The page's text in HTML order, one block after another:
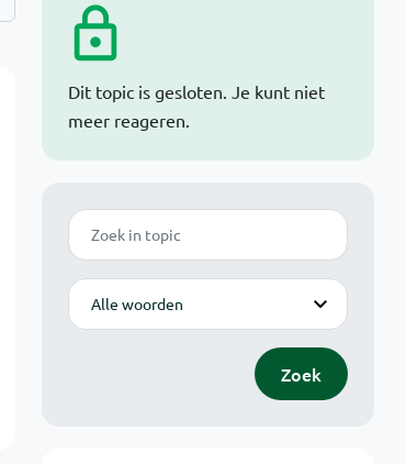
Dit topic is gesloten. Je kunt niet
meer reageren.
Zoek
Modus
Zoek